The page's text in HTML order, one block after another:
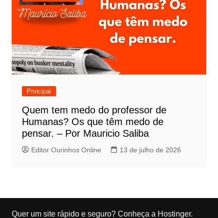
Principal
Quem tem medo do professor de
Humanas? Os que têm medo de
pensar. – Por Mauricio Saliba
Editor Ourinhos Online 13 de julho de 2026
Quer um site rápido e seguro? Conheça a Hostinger.